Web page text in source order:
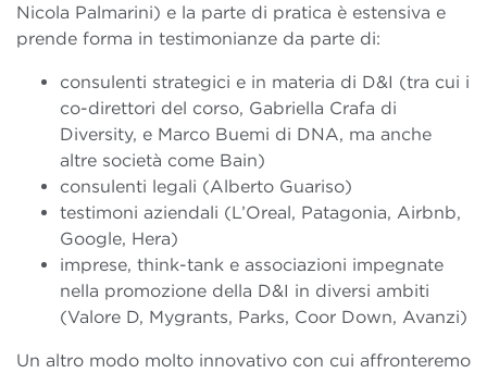
Nicola Palmarini) e la parte di pratica è estensiva e
prende forma in testimonianze da parte di:
consulenti strategici e in materia di D&I (tra cui i
co-direttori del corso, Gabriella Crafa di
Diversity, e Marco Buemi di DNA, ma anche
altre società come Bain)
consulenti legali (Alberto Guariso)
testimoni aziendali (L’Oreal, Patagonia, Airbnb,
Google, Hera)
imprese, think-tank e associazioni impegnate
nella promozione della D&I in diversi ambiti
(Valore D, Mygrants, Parks, Coor Down, Avanzi)
Un altro modo molto innovativo con cui affronteremo